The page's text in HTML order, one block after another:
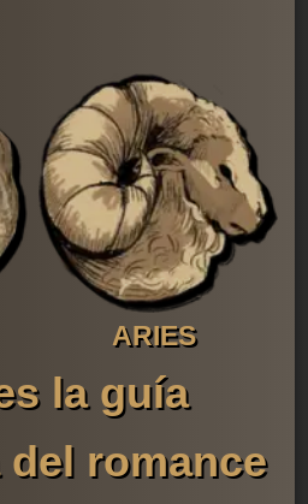
ARIES
la guía
romance